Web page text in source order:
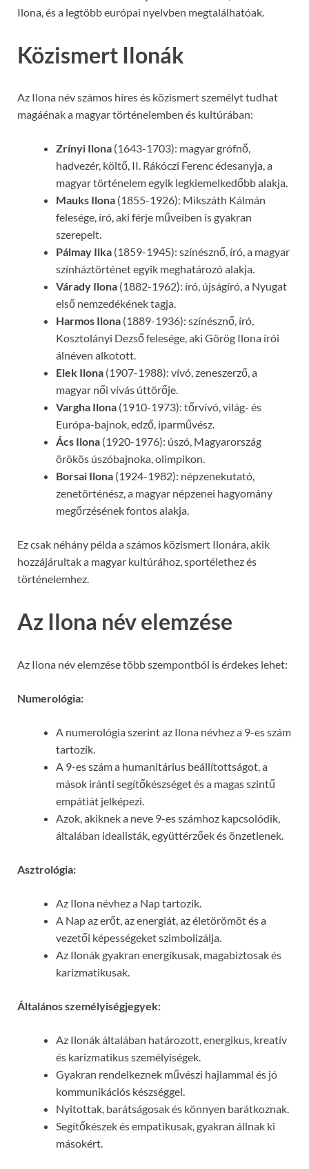
Ilona, és a legtöbb európai nyelvben megtalálhatóak.
Közismert Ilonák
Az Ilona név számos híres és közismert személyt tudhat
magáénak a magyar történelemben és kultúrában:
Zrínyi Ilona (1643-1703): magyar grófnő,
hadvezér, költő, II. Rákóczi Ferenc édesanyja, a
magyar történelem egyik legkiemelkedőbb alakja.
Mauks Ilona (1855-1926): Mikszáth Kálmán
felesége, író, aki férje műveiben is gyakran
szerepelt.
Pálmay Ilka (1859-1945): színésznő, író, a magyar
színháztörténet egyik meghatározó alakja.
Várady Ilona (1882-1962): író, újságíró, a Nyugat
első nemzedékének tagja.
Harmos Ilona (1889-1936): színésznő, író,
Kosztolányi Dezső felesége, aki Görög Ilona írói
álnéven alkotott.
Elek Ilona (1907-1988): vívó, zeneszerző, a
magyar női vívás úttörője.
Vargha Ilona (1910-1973): tőrvívó, világ- és
Európa-bajnok, edző, iparművész.
Ács Ilona (1920-1976): úszó, Magyarország
örökös úszóbajnoka, olimpikon.
Borsai Ilona (1924-1982): népzenekutató,
zenetörténész, a magyar népzenei hagyomány
megőrzésének fontos alakja.
Ez csak néhány példa a számos közismert Ilonára, akik
hozzájárultak a magyar kultúrához, sportélethez és
történelemhez.
Az Ilona név elemzése
Az Ilona név elemzése több szempontból is érdekes lehet:
Numerológia:
A numerológia szerint az Ilona névhez a 9-es szám
tartozik.
A 9-es szám a humanitárius beállítottságot, a
mások iránti segítőkészséget és a magas szintű
empátiát jelképezi.
Azok, akiknek a neve 9-es számhoz kapcsolódik,
általában idealisták, együttérzőek és önzetlenek.
Asztrológia:
Az Ilona névhez a Nap tartozik.
A Nap az erőt, az energiát, az életörömöt és a
vezetői képességeket szimbolizálja.
Az Ilonák gyakran energikusak, magabiztosak és
karizmatikusak.
Általános személyiségjegyek:
Az Ilonák általában határozott, energikus, kreatív
és karizmatikus személyiségek.
Gyakran rendelkeznek művészi hajlammal és jó
kommunikációs készséggel.
Nyitottak, barátságosak és könnyen barátkoznak.
Segítőkészek és empatikusak, gyakran állnak ki
másokért.